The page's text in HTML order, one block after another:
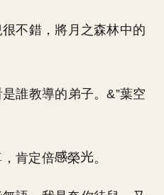
不錯，將月之森林中的
誰教導的弟子。&”葉空
肯定倍 榮 。